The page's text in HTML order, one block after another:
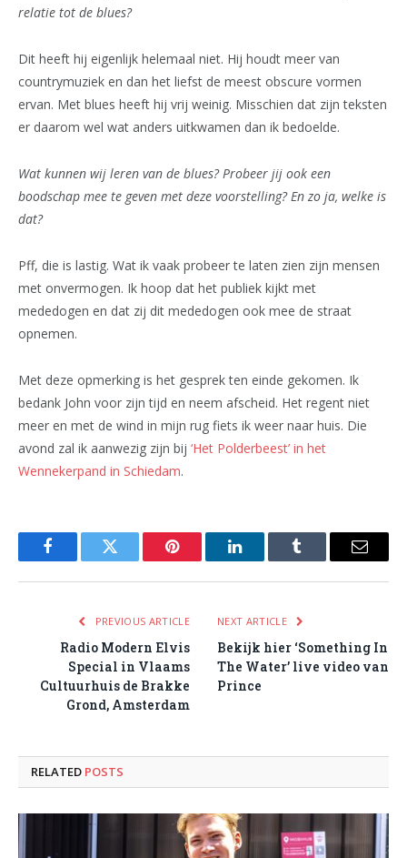
relatie tot de blues?
Dit heeft hij eigenlijk helemaal niet. Hij houdt meer van
countrymuziek en dan het liefst de meest obscure vormen
ervan. Met blues heeft hij vrij weinig. Misschien dat zijn teksten
er daarom wel wat anders uitkwamen dan ik bedoelde.
Wat kunnen wij leren van de blues? Probeer jij ook een
boodschap mee te geven met deze voorstelling? En zo ja, welke is
dat?
Pff, die is lastig. Wat ik vaak probeer te laten zien zijn mensen
met onvermogen. Ik hoop dat het publiek kijkt met
mededogen en dat zij dit mededogen ook mee de straat
opnemen.
Met deze opmerking is het gesprek ten einde gekomen. Ik
bedank John voor zijn tijd en neem afscheid. Het regent niet
meer en met de wind in mijn rug fiets ik weer naar huis. Die
avond zal ik aanwezig zijn bij ‘Het Polderbeest’ in het
Wennekerpand in Schiedam.
FacebookTwitter Pinterest LinkedInTumblr Email
PREVIOUS ARTICLE
Radio Modern Elvis
Special in Vlaams
Cultuurhuis de Brakke
Grond, Amsterdam
NEXT ARTICLE
Bekijk hier ‘Something In
The Water’ live video van
Prince
RELATED POSTS